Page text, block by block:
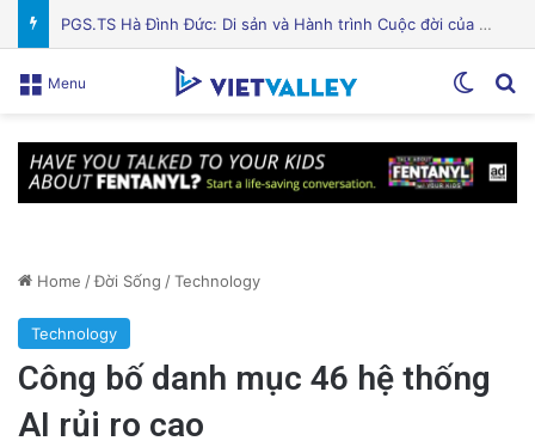
Liệu thuốc GLP-1 có phải là chìa khóa cho việc giảm cân của bạn? Khám phá khả năng hỗ trợ người béo phì hiệu quả!
Menu
Home /Đời Sống /Technology
Technology
Công bố danh mục 46 hệ thống
AI rủi ro cao